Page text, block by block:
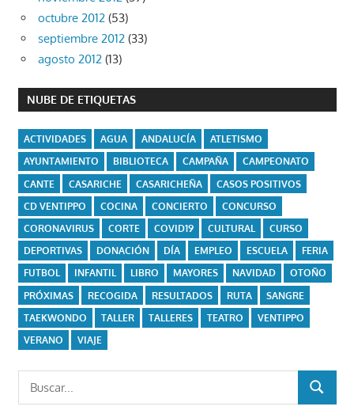
octubre 2012 (53)
septiembre 2012 (33)
agosto 2012 (13)
NUBE DE ETIQUETAS
ACTIVIDADES AGUA ANDALUCÍA
ATLETISMO
AYUNTAMIENTO
BIBLIOTECA CAMPAÑA
CAMPEONATO
CANTE
CASARICHE CASARICHEÑA
CASOS POSITIVOS
CD VENTIPPO
COCINA CONCIERTO
CONCURSO
CORONAVIRUS
CORTE COVID19 CULTURAL
CURSO
DEPORTIVAS
DONACIÓN DÍA EMPLEO ESCUELA
FERIA
FUTBOL
INFANTIL LIBRO MAYORES NAVIDAD
OTOÑO
PRÓXIMAS
RECOGIDA RESULTADOS RUTA
SANGRE
TAEKWONDO
TALLER TALLERES TEATRO
VENTIPPO
VERANO
VIAJE
BUSCAR